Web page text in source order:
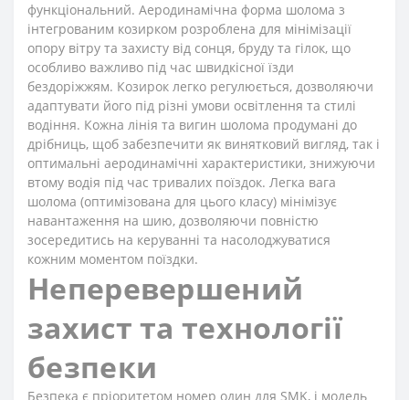
функціональний. Аеродинамічна форма шолома з
інтегрованим козирком розроблена для мінімізації
опору вітру та захисту від сонця, бруду та гілок, що
особливо важливо під час швидкісної їзди
бездоріжжям. Козирок легко регулюється, дозволяючи
адаптувати його під різні умови освітлення та стилі
водіння. Кожна лінія та вигин шолома продумані до
дрібниць, щоб забезпечити як винятковий вигляд, так і
оптимальні аеродинамічні характеристики, знижуючи
втому водія під час тривалих поїздок. Легка вага
шолома (оптимізована для цього класу) мінімізує
навантаження на шию, дозволяючи повністю
зосередитись на керуванні та насолоджуватися
кожним моментом поїздки.
Неперевершений
захист та технології
безпеки
Безпека є пріоритетом номер один для SMK, і модель